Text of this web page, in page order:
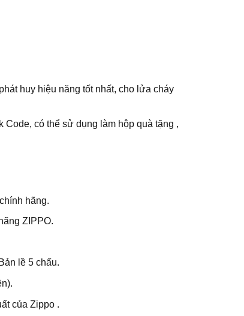
huy hiệu năng tốt nhất, cho lửa cháy
có thể sử dụng làm hộp quà tặng ,
hãng.
ZIPPO.
lề 5 chấu.
của Zippo .